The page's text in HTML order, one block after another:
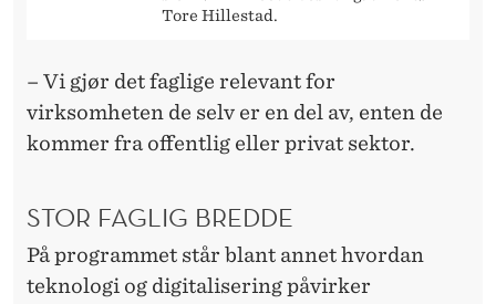
Tore Hillestad.
– Vi gjør det faglige relevant for
virksomheten de selv er en del av, enten de
kommer fra offentlig eller privat sektor.
STOR FAGLIG BREDDE
På programmet står blant annet hvordan
teknologi og digitalisering påvirker